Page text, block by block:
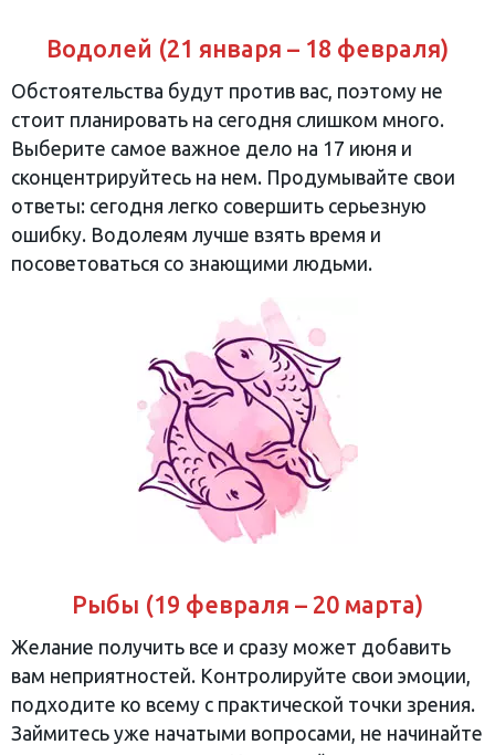
Водолей (21 января – 18 февраля)
Обстоятельства будут против вас, поэтому не
стоит планировать на сегодня слишком много.
Выберите самое важное дело на 17 июня и
сконцентрируйтесь на нем. Продумывайте свои
ответы: сегодня легко совершить серьезную
ошибку. Водолеям лучше взять время и
посоветоваться со знающими людьми.
Рыбы (19 февраля – 20 марта)
Желание получить все и сразу может добавить
вам неприятностей. Контролируйте свои эмоции,
подходите ко всему с практической точки зрения.
Займитесь уже начатыми вопросами, не начинайте